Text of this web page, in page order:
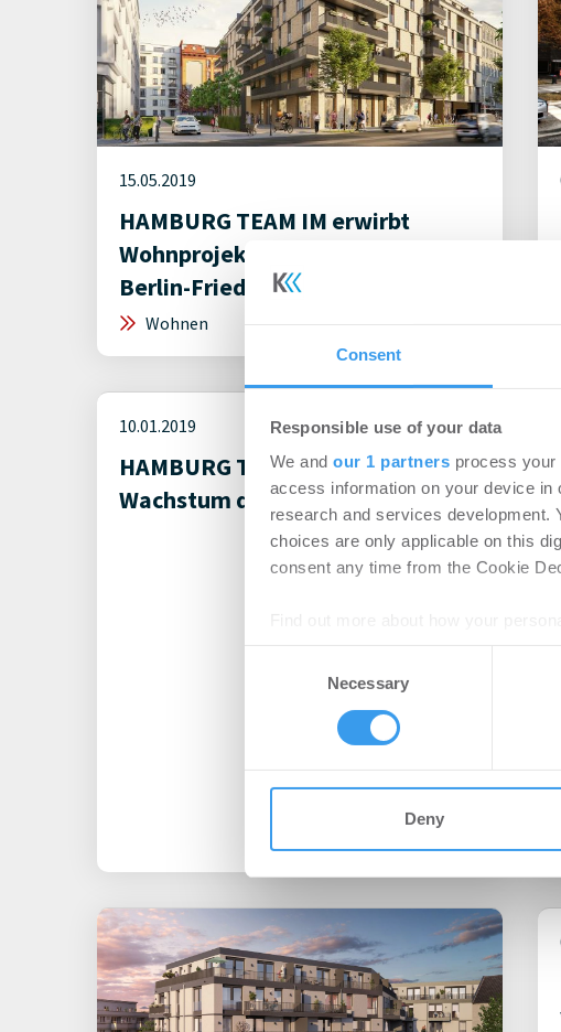
Consent
Responsible use of your data
We and our 1 partners process your
access information on your device in
research and services development.
choices are only applicable on this
consent any time from the Cookie
We use cookies to personalise
other information that you’ve
Necessary
Deny
15.05.2019
HAMBURG TEAM IM erwirbt
Wohnprojekt Schreibfederhöfe in
Berlin-Friedrichshain
Wohnen
10.01.2019
HAMBURG TEAM – deutliches
Wachstum der Gruppe in 2018